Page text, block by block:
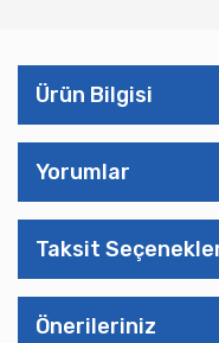
Ürün Bilgisi
Yorumlar
Taksit
Önerileriniz